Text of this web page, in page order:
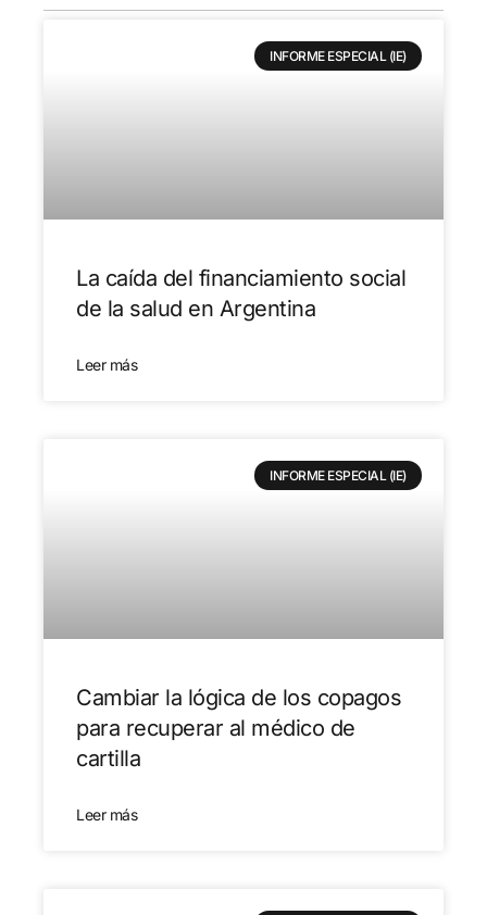
INFORME ESPECIAL (IE)
La caída del financiamiento social
de la salud en Argentina
Leer más
INFORME ESPECIAL (IE)
Cambiar la lógica de los copagos
para recuperar al médico de
cartilla
Leer más